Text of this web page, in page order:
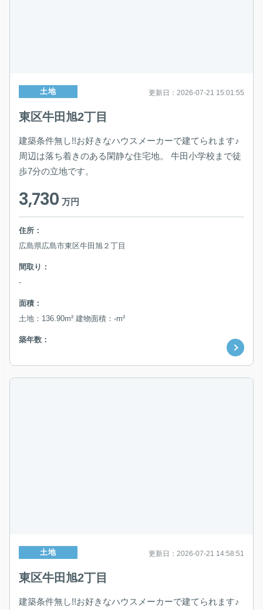
土地 更新日：2026-07-21 15:01:55
東区牛田旭2丁目
建築条件無し!!お好きなハウスメーカーで建てられます♪
周辺は落ち着きのある閑静な住宅地。 牛田小学校まで徒
歩7分の立地です。
3,730万円
住所：
広島県広島市東区牛田旭２丁目
間取り：
-
面積：
土地：136.90m² 建物面積：-m²
築年数：
土地 更新日：2026-07-21 14:58:51
東区牛田旭2丁目
建築条件無し!!お好きなハウスメーカーで建てられます♪